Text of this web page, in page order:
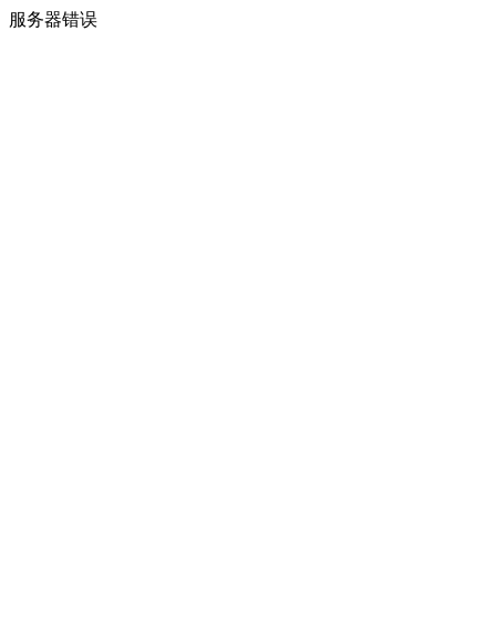
服务器错误